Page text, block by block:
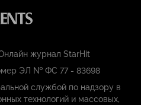
журнал StarHit
ЭЛ № ФС 77 - 83698
службой по надзору в
технологий и массовых,